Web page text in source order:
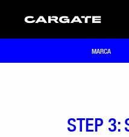
MARCA
STEP 3: